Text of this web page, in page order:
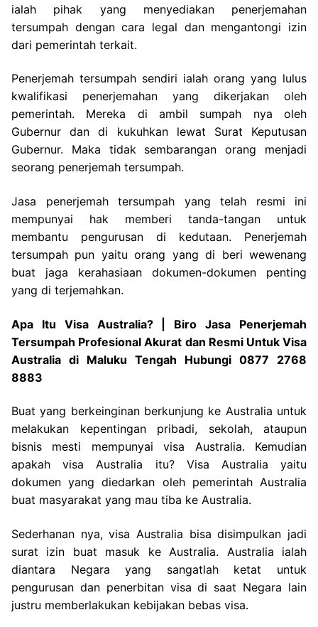
ialah pihak yang menyediakan penerjemahan
tersumpah dengan cara legal dan mengantongi izin
dari pemerintah terkait.
Penerjemah tersumpah sendiri ialah orang yang lulus
kwalifikasi penerjemahan yang dikerjakan oleh
pemerintah. Mereka di ambil sumpah nya oleh
Gubernur dan di kukuhkan lewat Surat Keputusan
Gubernur. Maka tidak sembarangan orang menjadi
seorang penerjemah tersumpah.
Jasa penerjemah tersumpah yang telah resmi ini
mempunyai hak memberi tanda-tangan untuk
membantu pengurusan di kedutaan. Penerjemah
tersumpah pun yaitu orang yang di beri wewenang
buat jaga kerahasiaan dokumen-dokumen penting
yang di terjemahkan.
Apa Itu Visa Australia? | Biro Jasa Penerjemah
Tersumpah Profesional Akurat dan Resmi Untuk Visa
Australia di Maluku Tengah Hubungi 0877 2768
8883
Buat yang berkeinginan berkunjung ke Australia untuk
melakukan kepentingan pribadi, sekolah, ataupun
bisnis mesti mempunyai visa Australia. Kemudian
apakah visa Australia itu? Visa Australia yaitu
dokumen yang diedarkan oleh pemerintah Australia
buat masyarakat yang mau tiba ke Australia.
Sederhanan nya, visa Australia bisa disimpulkan jadi
surat izin buat masuk ke Australia. Australia ialah
diantara Negara yang sangatlah ketat untuk
pengurusan dan penerbitan visa di saat Negara lain
justru memberlakukan kebijakan bebas visa.